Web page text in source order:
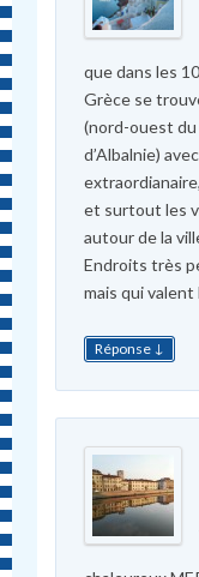
que dans les
Grèce se
(nord-ouest du
d’Albalnie)
et surtout les
autour de la
Endroits très
mais qui
Réponse ↓